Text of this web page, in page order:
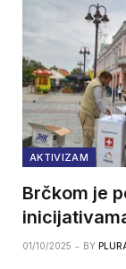
AKTIVIZAM
Brčkom je
01/10/2025 BY